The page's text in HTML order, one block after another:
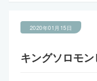
2020年01月15日
キングソロモ